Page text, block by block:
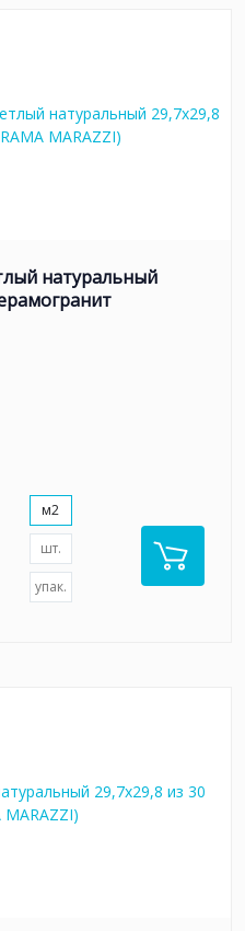
натуральный
м2
шт.
упак.